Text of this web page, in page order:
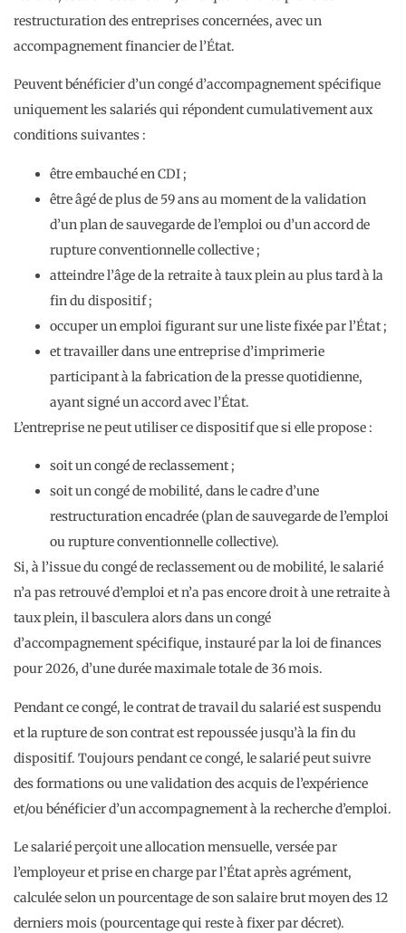
restructuration des entreprises concernées, avec un
accompagnement financier de l’État.
Peuvent bénéficier d’un congé d’accompagnement spécifique
uniquement les salariés qui répondent cumulativement aux
conditions suivantes :
être embauché en CDI ;
être âgé de plus de 59 ans au moment de la validation
d’un plan de sauvegarde de l’emploi ou d’un accord de
rupture conventionnelle collective ;
atteindre l’âge de la retraite à taux plein au plus tard à la
fin du dispositif ;
occuper un emploi figurant sur une liste fixée par l’État ;
et travailler dans une entreprise d’imprimerie
participant à la fabrication de la presse quotidienne,
ayant signé un accord avec l’État.
L’entreprise ne peut utiliser ce dispositif que si elle propose :
soit un congé de reclassement ;
soit un congé de mobilité, dans le cadre d’une
restructuration encadrée (plan de sauvegarde de l’emploi
ou rupture conventionnelle collective).
Si, à l’issue du congé de reclassement ou de mobilité, le salarié
n’a pas retrouvé d’emploi et n’a pas encore droit à une retraite à
taux plein, il basculera alors dans un congé
d’accompagnement spécifique, instauré par la loi de finances
pour 2026, d’une durée maximale totale de 36 mois.
Pendant ce congé, le contrat de travail du salarié est suspendu
et la rupture de son contrat est repoussée jusqu’à la fin du
dispositif. Toujours pendant ce congé, le salarié peut suivre
des formations ou une validation des acquis de l’expérience
et/ou bénéficier d’un accompagnement à la recherche d’emploi.
Le salarié perçoit une allocation mensuelle, versée par
l’employeur et prise en charge par l’État après agrément,
calculée selon un pourcentage de son salaire brut moyen des 12
derniers mois (pourcentage qui reste à fixer par décret).